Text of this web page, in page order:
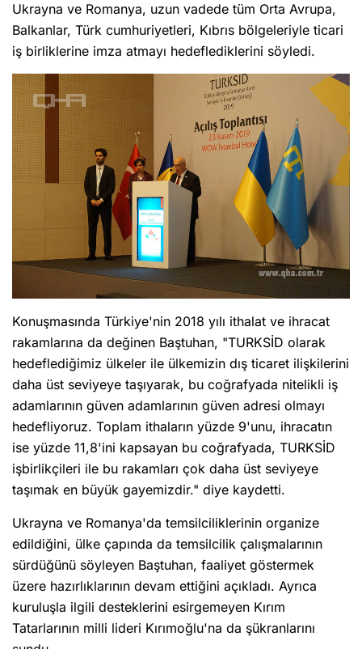
Ukrayna ve Romanya, uzun vadede tüm Orta Avrupa,
Balkanlar, Türk cumhuriyetleri, Kıbrıs bölgeleriyle ticari
iş birliklerine imza atmayı hedeflediklerini söyledi.
Konuşmasında Türkiye'nin 2018 yılı ithalat ve ihracat
rakamlarına da değinen Baştuhan, "TURKSİD olarak
hedeflediğimiz ülkeler ile ülkemizin dış ticaret ilişkilerini
daha üst seviyeye taşıyarak, bu coğrafyada nitelikli iş
adamlarının güven adamlarının güven adresi olmayı
hedefliyoruz. Toplam ithaların yüzde 9'unu, ihracatın
ise yüzde 11,8'ini kapsayan bu coğrafyada, TURKSİD
işbirlikçileri ile bu rakamları çok daha üst seviyeye
taşımak en büyük gayemizdir." diye kaydetti.
Ukrayna ve Romanya'da temsilciliklerinin organize
edildiğini, ülke çapında da temsilcilik çalışmalarının
sürdüğünü söyleyen Baştuhan, faaliyet göstermek
üzere hazırlıklarının devam ettiğini açıkladı. Ayrıca
kuruluşla ilgili desteklerini esirgemeyen Kırım
Tatarlarının milli lideri Kırımoğlu'na da şükranlarını